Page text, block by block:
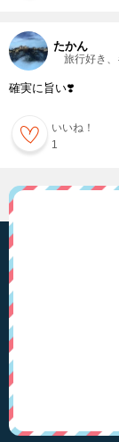
たかん
旅行好き、
確実に旨い❣️
いいね！
1